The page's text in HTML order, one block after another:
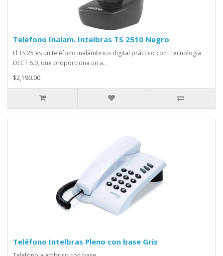
Telefono Inalam. Intelbras TS 2510 Negro
El TS 25 es un teléfono inalámbrico digital práctico con l tecnología
DECT 6.0, que proporciona un a..
$2,190.00
Teléfono Intelbras Pleno con base Gris